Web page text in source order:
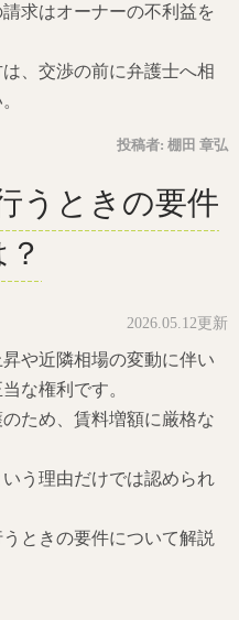
求はオーナーの不利益を
、交渉の前に弁護士へ相
投稿者: 棚田 章弘
うときの要件
2026.05.12更新
や近隣相場の変動に伴い
な権利です。
ため、賃料増額に厳格な
う理由だけでは認められ
ときの要件について解説